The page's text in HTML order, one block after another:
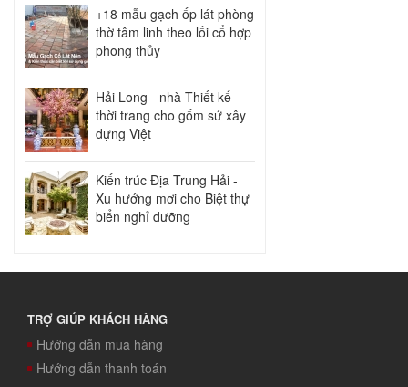
+18 mẫu gạch ốp lát phòng
thờ tâm linh theo lối cổ hợp
phong thủy
Hải Long - nhà Thiết kế
thời trang cho gốm sứ xây
dựng Việt
Kiến trúc Địa Trung Hải -
Xu hướng mơi cho Biệt thự
biển nghỉ dưỡng
TRỢ GIÚP KHÁCH HÀNG
Hướng dẫn mua hàng
Hướng dẫn thanh toán